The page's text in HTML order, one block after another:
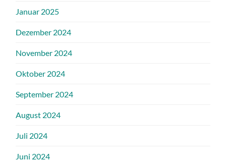
Januar 2025
Dezember 2024
November 2024
Oktober 2024
September 2024
August 2024
Juli 2024
Juni 2024